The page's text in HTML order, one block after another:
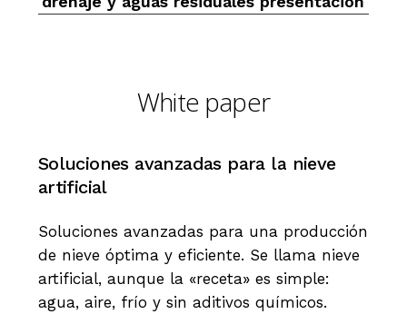
White paper
Soluciones avanzadas para la nieve
artificial
Soluciones avanzadas para una producción
de nieve óptima y eficiente. Se llama nieve
artificial, aunque la «receta» es simple:
agua, aire, frío y sin aditivos químicos.